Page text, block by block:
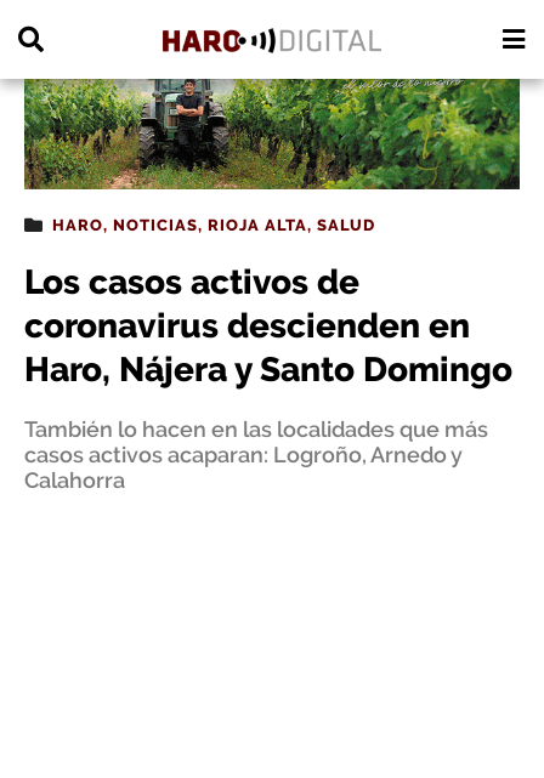
HARO, NOTICIAS, RIOJA ALTA, SALUD
Los casos activos de
coronavirus descienden en
Haro, Nájera y Santo Domingo
También lo hacen en las localidades que más
casos activos acaparan: Logroño, Arnedo y
Calahorra